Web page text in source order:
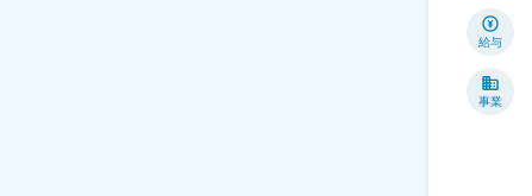
給与
事業